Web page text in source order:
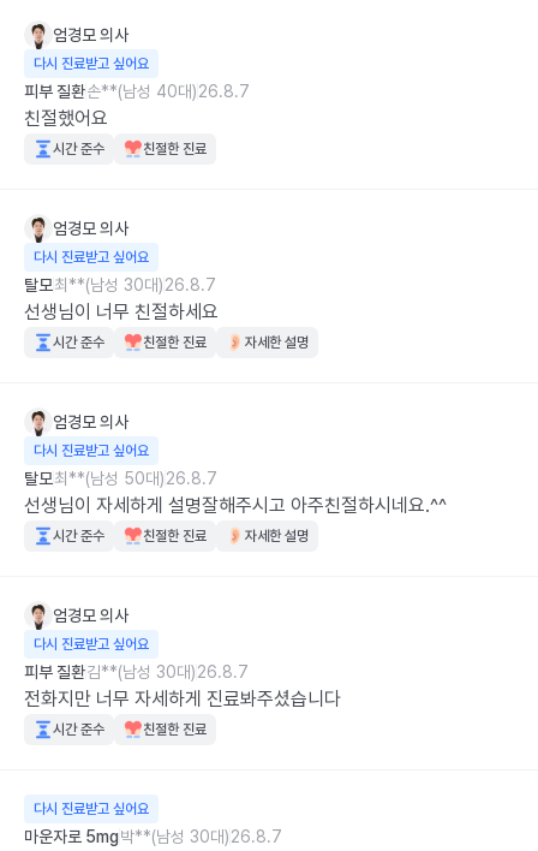
엄경모 의사
다시 진료받고 싶어요
피부 질환손**(남성 40대)26.8.7
친절했어요
시간 준수 친절한 진료
엄경모 의사
다시 진료받고 싶어요
탈모최**(남성 30대)26.8.7
선생님이 너무 친절하세요
시간 준수 친절한 진료 자세한 설명
엄경모 의사
다시 진료받고 싶어요
탈모최**(남성 50대)26.8.7
선생님이 자세하게 설명잘해주시고 아주친절하시네요.^^
시간 준수 친절한 진료 자세한 설명
엄경모 의사
다시 진료받고 싶어요
피부 질환김**(남성 30대)26.8.7
전화지만 너무 자세하게 진료봐주셨습니다
시간 준수 친절한 진료
다시 진료받고 싶어요
마운자로 5mg박**(남성 30대)26.8.7